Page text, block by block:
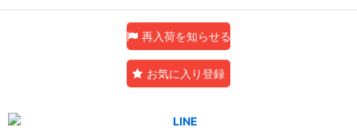
再入荷を知らせる
お気に入り登録